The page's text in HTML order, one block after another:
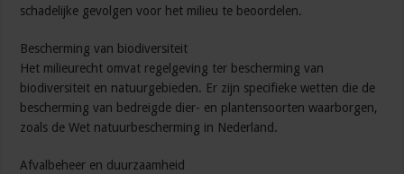
schadelijke gevolgen voor het milieu te beoordelen.
Bescherming van biodiversiteit
Het milieurecht omvat regelgeving ter bescherming van
biodiversiteit en natuurgebieden. Er zijn specifieke wetten die de
bescherming van bedreigde dier- en plantensoorten waarborgen,
zoals de Wet natuurbescherming in Nederland.
Afvalbeheer en duurzaamheid